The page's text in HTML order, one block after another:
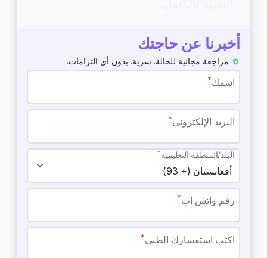
أخبرنا عن حاجتك
مراجعة مجانية للحالة. سرية. بدون أي التزامات.
اسمك*
البريد الإلكتروني*
البلد/المنطقة التعليمية*
رقم واتس اب*
اكتب استفسارك الطبي*